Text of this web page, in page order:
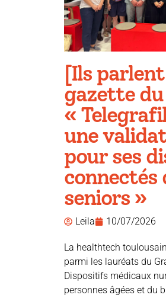
[Ils
gazette
«
une
pour ses
connectés
seniors »
Leila 10/07/2026
La healthtech
parmi les lauréats du
Dispositifs médicaux
personnes âgées et du